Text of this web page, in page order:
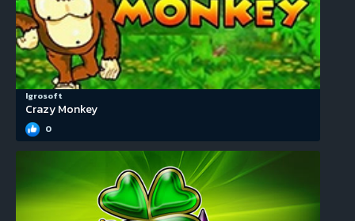
Igrosoft
Crazy Monkey
0